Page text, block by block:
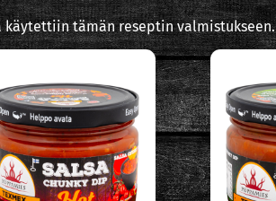
tämän reseptin valmistukseen.